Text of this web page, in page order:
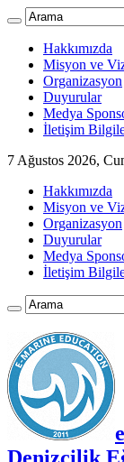
Hakkımızda
Misyon ve
Organizasyon
Duyurular
Medya
İletişim
7 Ağustos 2026,
Hakkımızda
Misyon ve
Organizasyon
Duyurular
Medya
İletişim